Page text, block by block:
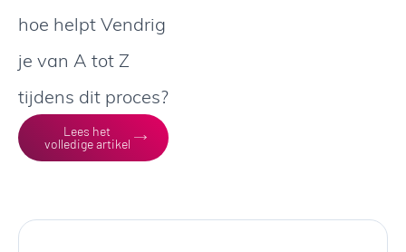
hoe helpt Vendrig
je van A tot Z
tijdens dit proces?
Lees het
volledige artikel